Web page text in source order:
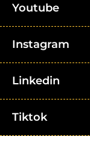
Youtube
Instagram
Linkedin
Tiktok